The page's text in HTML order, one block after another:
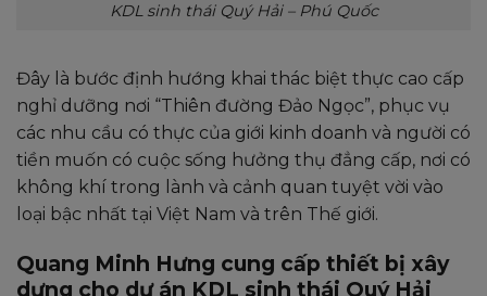
KDL sinh thái Quý Hải – Phú Quốc
Đây là bước định hướng khai thác biệt thực cao cấp
nghỉ dưỡng nơi “Thiên đường Đảo Ngọc”, phục vụ
các nhu cầu có thực của giới kinh doanh và người có
tiền muốn có cuộc sống hưởng thụ đẳng cấp, nơi có
không khí trong lành và cảnh quan tuyệt vời vào
loại bậc nhất tại Việt Nam và trên Thế giới.
Quang Minh Hưng cung cấp thiết bị xây
dựng cho dự án KDL sinh thái Quý Hải